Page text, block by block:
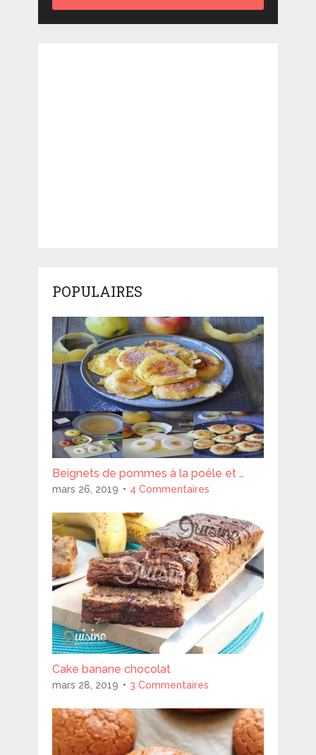
POPULAIRES
Beignets de pommes à la poêle et …
mars 26, 2019 4 Commentaires
Cake banane chocolat
mars 28, 2019 3 Commentaires